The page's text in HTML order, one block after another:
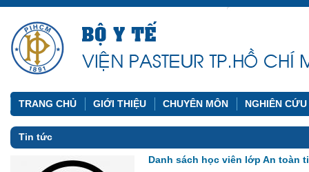
TRANG CHỦ GIỚI THIỆU CHUYÊN MÔN NGHIÊN
Tin tức
Danh sách học viên lớp An toàn